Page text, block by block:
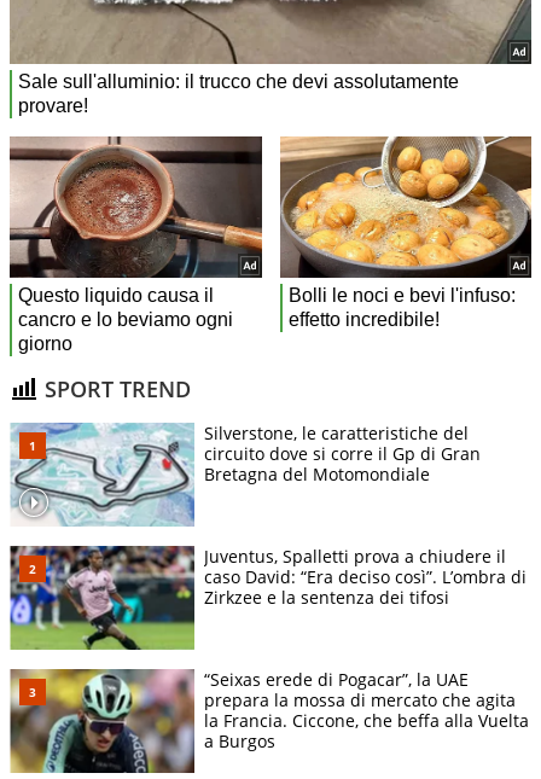
SPORT TREND
Silverstone, le caratteristiche del
circuito dove si corre il Gp di Gran
Bretagna del Motomondiale
Juventus, Spalletti prova a chiudere il
caso David: “Era deciso così”. L’ombra di
Zirkzee e la sentenza dei tifosi
“Seixas erede di Pogacar”, la UAE
prepara la mossa di mercato che agita
la Francia. Ciccone, che beffa alla Vuelta
a Burgos